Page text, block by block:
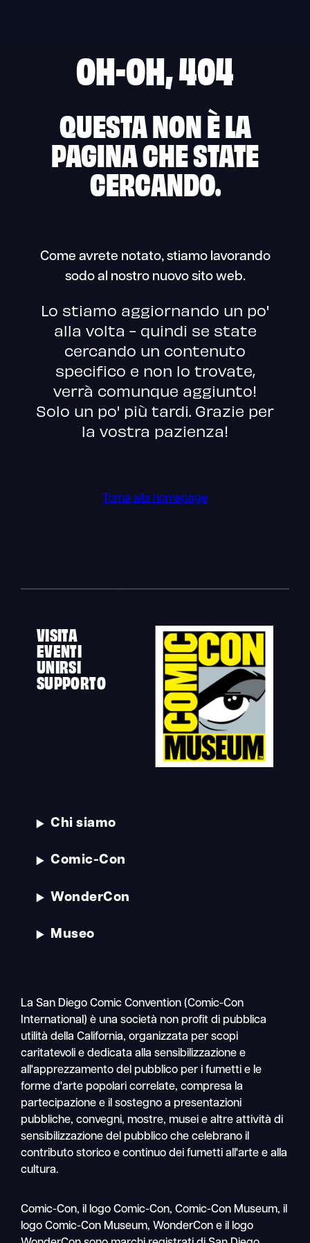
Navigazione
mobile
Ricerca
OH-OH, 404
QUESTA NON È LA
PAGINA CHE STATE
CERCANDO.
Come avrete notato, stiamo lavorando
sodo al nostro nuovo sito web.
Lo stiamo aggiornando un po'
alla volta - quindi se state
cercando un contenuto
specifico e non lo trovate,
verrà comunque aggiunto!
Solo un po' più tardi. Grazie per
la vostra pazienza!
Torna alla homepage
VISITA
EVENTI
UNIRSI
SUPPORTO
Chi siamo
Comic-Con
WonderCon
Museo
La San Diego Comic Convention (Comic-Con
International) è una società non profit di pubblica
utilità della California, organizzata per scopi
caritatevoli e dedicata alla sensibilizzazione e
all'apprezzamento del pubblico per i fumetti e le
forme d'arte popolari correlate, compresa la
partecipazione e il sostegno a presentazioni
pubbliche, convegni, mostre, musei e altre attività di
sensibilizzazione del pubblico che celebrano il
contributo storico e continuo dei fumetti all'arte e alla
cultura.
Comic-Con, il logo Comic-Con, Comic-Con Museum, il
logo Comic-Con Museum, WonderCon e il logo